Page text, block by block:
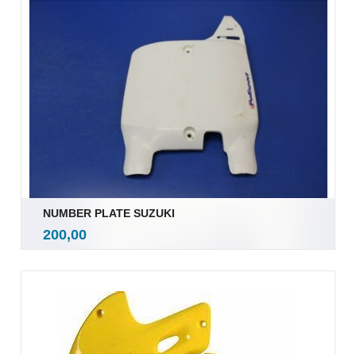
NUMBER PLATE SUZUKI
Pris
200,00mva.